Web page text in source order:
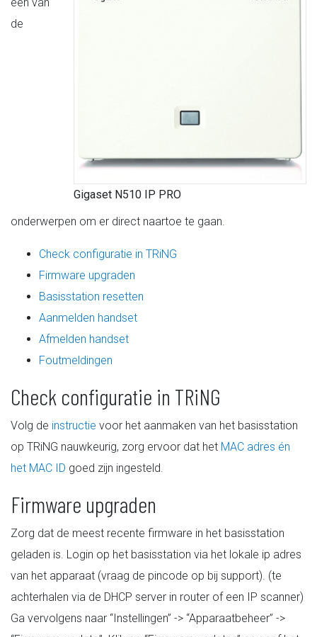
Gigaset N510 IP PRO
de
onderwerpen om er direct naartoe te gaan.
Check configuratie in TRiNG
Firmware upgraden
Basisstation resetten
Aanmelden handset
Afmelden handset
Foutmeldingen
Check configuratie in TRiNG
Volg de instructie voor het aanmaken van het basisstation
op TRiNG nauwkeurig, zorg ervoor dat het MAC adres én
het MAC ID goed zijn ingesteld.
Firmware upgraden
Zorg dat de meest recente firmware in het basisstation
geladen is. Login op het basisstation via het lokale ip adres
van het apparaat (vraag de pincode op bij support). (te
achterhalen via de DHCP server in router of een IP scanner)
Ga vervolgens naar “Instellingen” -> “Apparaatbeheer” ->